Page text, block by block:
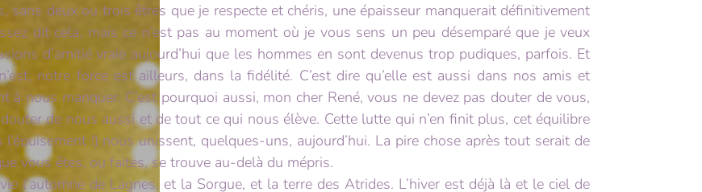
sans deux ou trois êtres que je respecte et chéris, une épaisseur manquerait définitivement
dit cela, mais ce n’est pas au moment où je vous sens un peu désemparé que je veux
d’amitié vraie aujourd’hui que les hommes en sont devenus trop pudiques, parfois. Et
notre force est ailleurs, dans la fidélité. C’est dire qu’elle est aussi dans nos amis et
à nous manquer. C’est pourquoi aussi, mon cher René, vous ne devez pas douter de vous,
de nous aussi et de tout ce qui nous élève. Cette lutte qui n’en finit plus, cet équilibre
!) nous unissent, quelques-uns, aujourd’hui. La pire chose après tout serait de
vous êtes, ou faites, se trouve au-delà du mépris.
l’automne de Lagnes, et la Sorgue, et la terre des Atrides. L’hiver est déjà là et le ciel de